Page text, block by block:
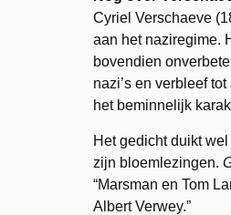
Cyriel Verschaeve
aan het naziregime.
bovendien
nazi’s en verbleef
het beminnelijk
Het gedicht duikt
zijn bloemlezingen.
“Marsman en Tom
Albert Verwey.”